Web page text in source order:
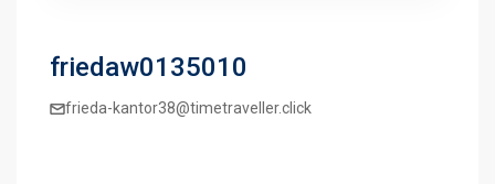
friedaw0135010
frieda-kantor38@timetraveller.click